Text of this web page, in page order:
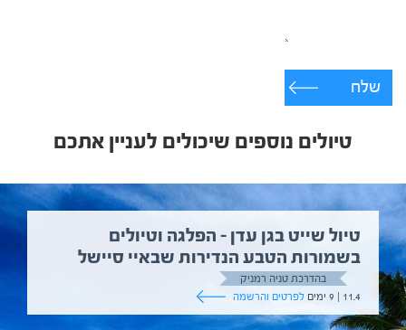
שלח
טיולים נוספים שיכולים לעניין אתכם
טיול שייט בגן עדן – הפלגה וטיולים
בשמורות הטבע הנדירות שבאיי סיישל
בהדרכת טניה רמניק
11.4 | 9 ימים
לפרטים והרשמה